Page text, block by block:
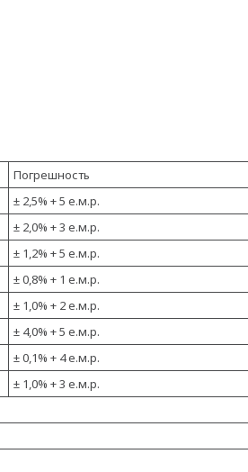
Погрешность
± 2,5% + 5 е.м.р.
± 2,0% + 3 е.м.р.
± 1,2% + 5 е.м.р.
± 0,8% + 1 е.м.р.
± 1,0% + 2 е.м.р.
± 4,0% + 5 е.м.р.
± 0,1% + 4 е.м.р.
± 1,0% + 3 е.м.р.